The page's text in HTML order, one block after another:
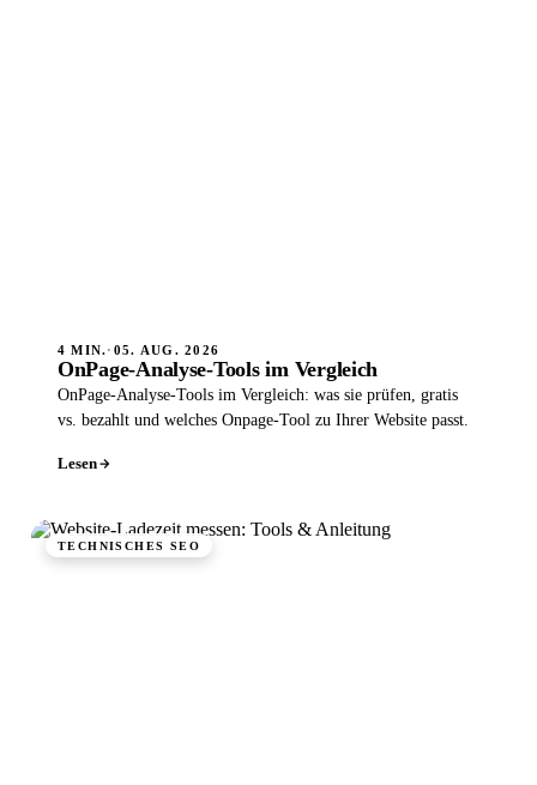
4 MIN.· 05. AUG. 2026
OnPage-Analyse-Tools im Vergleich
OnPage-Analyse-Tools im Vergleich: was sie prüfen, gratis
vs. bezahlt und welches Onpage-Tool zu Ihrer Website passt.
Lesen
TECHNISCHES SEO